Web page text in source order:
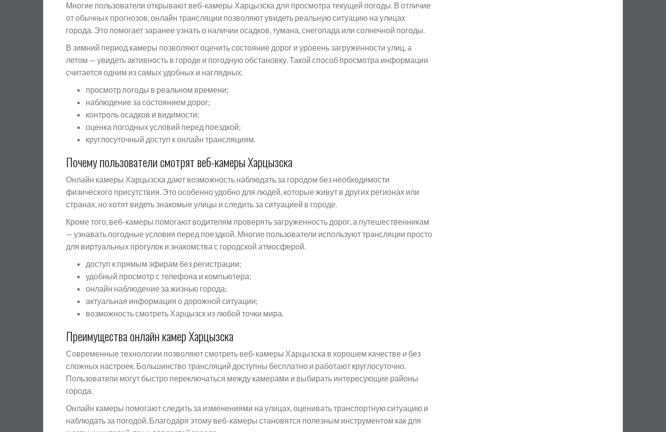
Многие пользователи открывают веб-камеры Харцызска для просмотра текущей погоды. В отличие
от обычных прогнозов, онлайн трансляции позволяют увидеть реальную ситуацию на улицах
города. Это помогает заранее узнать о наличии осадков, тумана, снегопада или солнечной погоды.
В зимний период камеры позволяют оценить состояние дорог и уровень загруженности улиц, а
летом — увидеть активность в городе и погодную обстановку. Такой способ просмотра информации
считается одним из самых удобных и наглядных.
просмотр погоды в реальном времени;
наблюдение за состоянием дорог;
контроль осадков и видимости;
оценка погодных условий перед поездкой;
круглосуточный доступ к онлайн трансляциям.
Почему пользователи смотрят веб-камеры Харцызска
Онлайн камеры Харцызска дают возможность наблюдать за городом без необходимости
физического присутствия. Это особенно удобно для людей, которые живут в других регионах или
странах, но хотят видеть знакомые улицы и следить за ситуацией в городе.
Кроме того, веб-камеры помогают водителям проверять загруженность дорог, а путешественникам
— узнавать погодные условия перед поездкой. Многие пользователи используют трансляции просто
для виртуальных прогулок и знакомства с городской атмосферой.
доступ к прямым эфирам без регистрации;
удобный просмотр с телефона и компьютера;
онлайн наблюдение за жизнью города;
актуальная информация о дорожной ситуации;
возможность смотреть Харцызск из любой точки мира.
Преимущества онлайн камер Харцызска
Современные технологии позволяют смотреть веб-камеры Харцызска в хорошем качестве и без
сложных настроек. Большинство трансляций доступны бесплатно и работают круглосуточно.
Пользователи могут быстро переключаться между камерами и выбирать интересующие районы
города.
Онлайн камеры помогают следить за изменениями на улицах, оценивать транспортную ситуацию и
наблюдать за погодой. Благодаря этому веб-камеры становятся полезным инструментом как для